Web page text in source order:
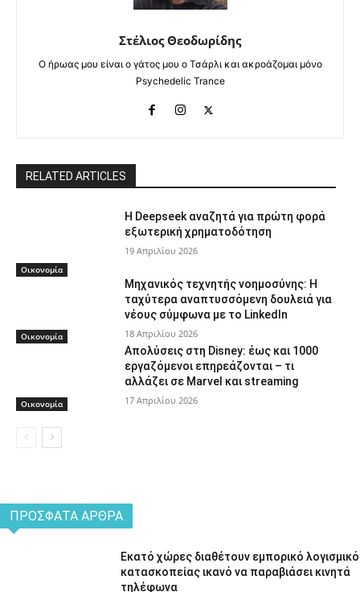
Στέλιος Θεοδωρίδης
Ο ήρωας μου είναι ο γάτος μου ο Τσάρλι και ακροάζομαι μόνο
Psychedelic Trance
RELATED ARTICLES
Οικονομία
Η Deepseek αναζητά για πρώτη φορά
εξωτερική χρηματοδότηση
19 Απριλίου 2026
Οικονομία
Μηχανικός τεχνητής νοημοσύνης: Η
ταχύτερα αναπτυσσόμενη δουλειά για
νέους σύμφωνα με το LinkedIn
18 Απριλίου 2026
Οικονομία
Απολύσεις στη Disney: έως και 1000
εργαζόμενοι επηρεάζονται – τι
αλλάζει σε Marvel και streaming
17 Απριλίου 2026
ΠΡΌΣΦΑΤΑ ΆΡΘΡΑ
Εκατό χώρες διαθέτουν εμπορικό λογισμικό
κατασκοπείας ικανό να παραβιάσει κινητά
τηλέφωνα